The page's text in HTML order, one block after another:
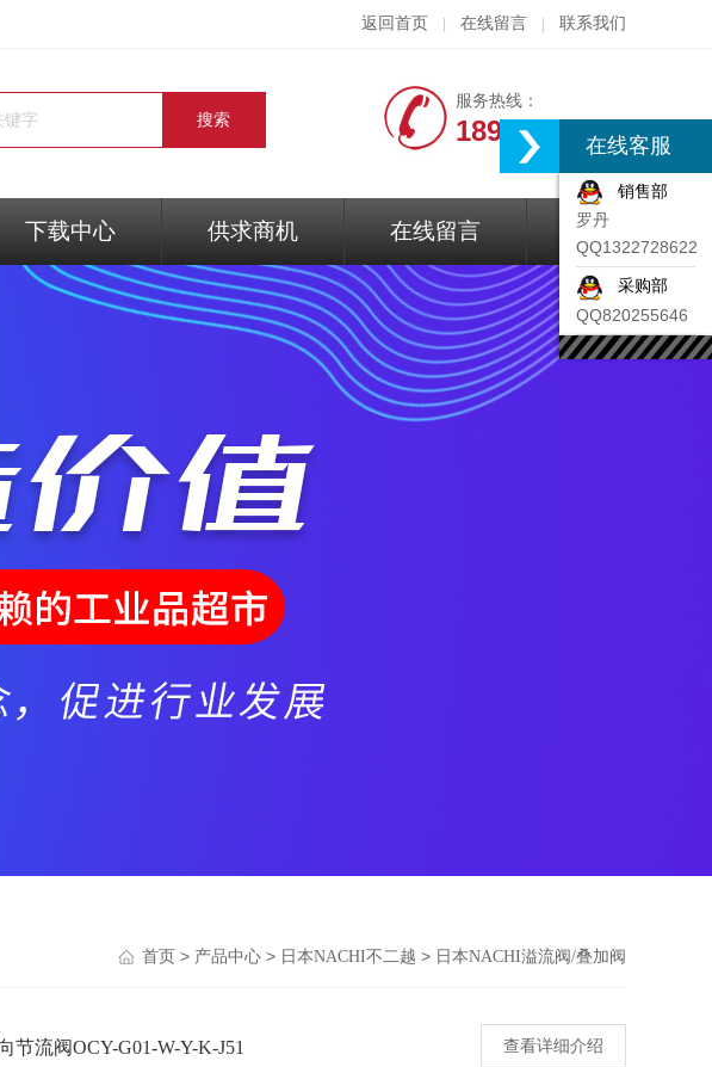
返回首页 在线留言 联系我们
服务热线：
18917074297
下载中心 供求商机 在线留言 联系我们
首页 > 产品中心 > 日本NACHI不二越 > 日本NACHI溢流阀/叠加阀
节流阀OCY-G01-W-Y-K-J51 查看详细介绍
在线客服
销售部
罗丹
QQ1322728622
采购部
QQ820255646